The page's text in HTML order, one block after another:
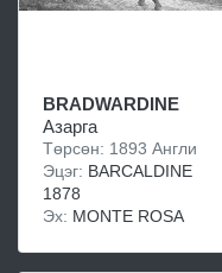
BRADWARDINE
Азарга
Төрсөн: 1893 Англи
Эцэг: BARCALDINE
1878
Эх: MONTE ROSA